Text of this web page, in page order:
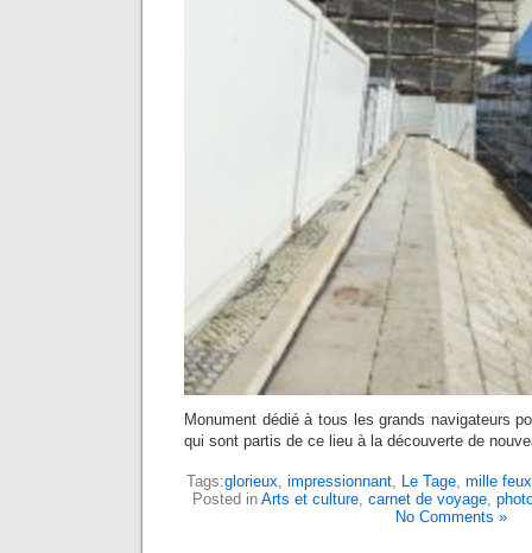
Monument dédié à tous les grands navigateurs
qui sont partis de ce lieu à la découverte de
Tags:glorieux, impressionnant, Le Tage, mille feux
Posted in Arts et culture, carnet de voyage,
No Comments »